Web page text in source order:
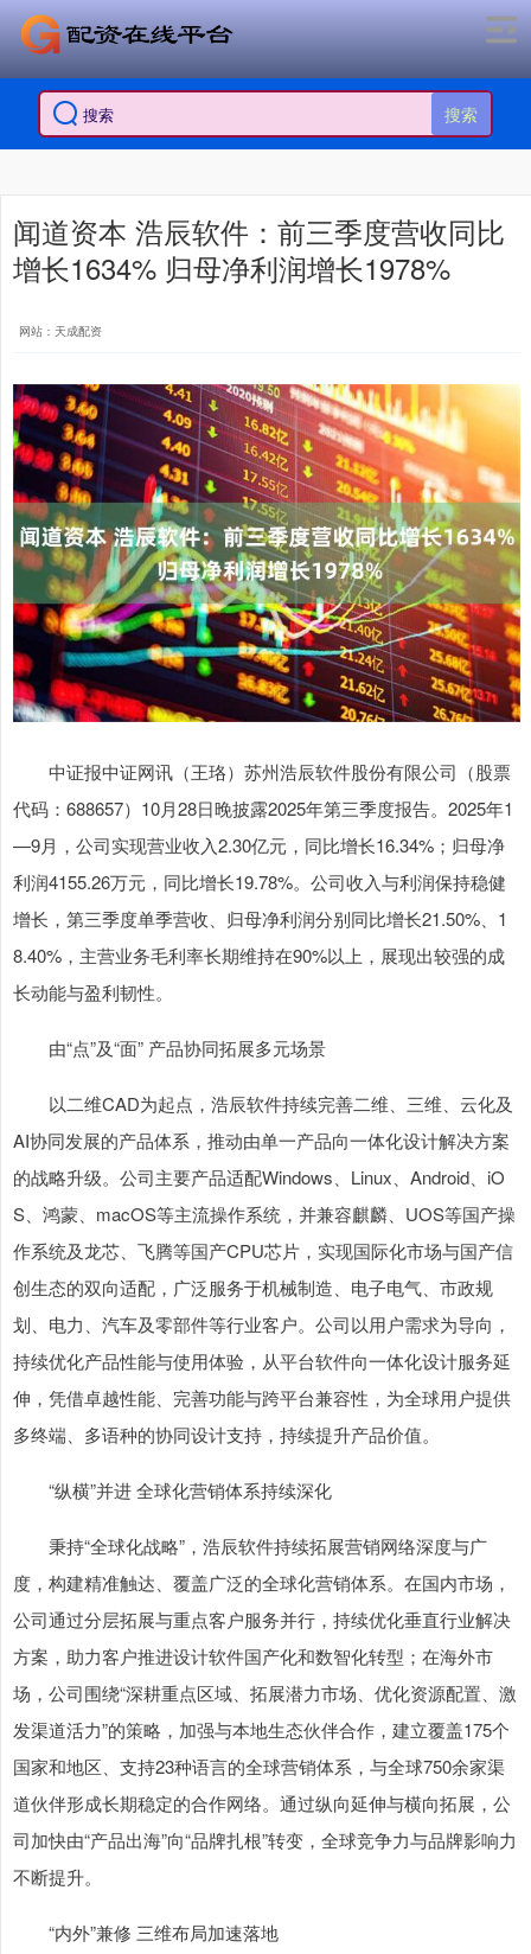
搜索
闻道资本 浩辰软件：前三季度营收同比
增长1634% 归母净利润增长1978%
网站：天成配资
中证报中证网讯（王珞）苏州浩辰软件股份有限公司（股票
代码：688657）10月28日晚披露2025年第三季度报告。2025年1
—9月，公司实现营业收入2.30亿元，同比增长16.34%；归母净
利润4155.26万元，同比增长19.78%。公司收入与利润保持稳健
增长，第三季度单季营收、归母净利润分别同比增长21.50%、1
8.40%，主营业务毛利率长期维持在90%以上，展现出较强的成
长动能与盈利韧性。
由“点”及“面” 产品协同拓展多元场景
以二维CAD为起点，浩辰软件持续完善二维、三维、云化及
AI协同发展的产品体系，推动由单一产品向一体化设计解决方案
的战略升级。公司主要产品适配Windows、Linux、Android、iO
S、鸿蒙、macOS等主流操作系统，并兼容麒麟、UOS等国产操
作系统及龙芯、飞腾等国产CPU芯片，实现国际化市场与国产信
创生态的双向适配，广泛服务于机械制造、电子电气、市政规
划、电力、汽车及零部件等行业客户。公司以用户需求为导向，
持续优化产品性能与使用体验，从平台软件向一体化设计服务延
伸，凭借卓越性能、完善功能与跨平台兼容性，为全球用户提供
多终端、多语种的协同设计支持，持续提升产品价值。
“纵横”并进 全球化营销体系持续深化
秉持“全球化战略”，浩辰软件持续拓展营销网络深度与广
度，构建精准触达、覆盖广泛的全球化营销体系。在国内市场，
公司通过分层拓展与重点客户服务并行，持续优化垂直行业解决
方案，助力客户推进设计软件国产化和数智化转型；在海外市
场，公司围绕“深耕重点区域、拓展潜力市场、优化资源配置、激
发渠道活力”的策略，加强与本地生态伙伴合作，建立覆盖175个
国家和地区、支持23种语言的全球营销体系，与全球750余家渠
道伙伴形成长期稳定的合作网络。通过纵向延伸与横向拓展，公
司加快由“产品出海”向“品牌扎根”转变，全球竞争力与品牌影响力
不断提升。
“内外”兼修 三维布局加速落地